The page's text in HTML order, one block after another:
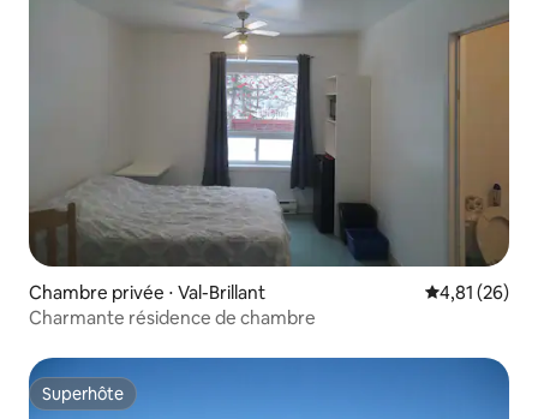
Chambre privée ⋅ Val-Brillant Évaluation
4,81 (26)
Charmante résidence de chambre
Superhôte
Superhôte